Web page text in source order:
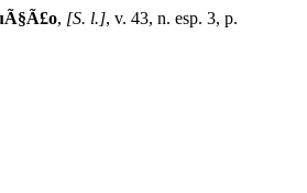
, [S. l.], v. 43, n. esp. 3, p.